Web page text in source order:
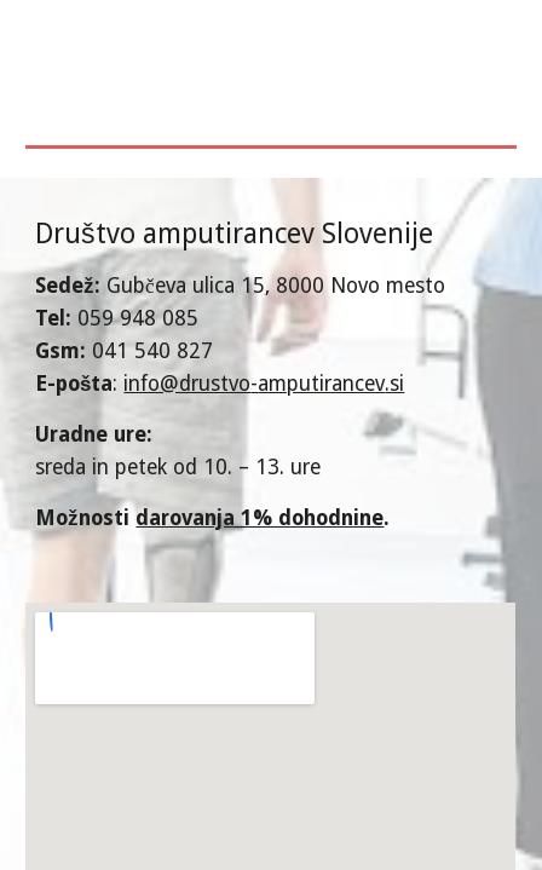
Društvo amputirancev Slovenije
Sedež: Gubčeva ulica 15, 8000 Novo mesto
Tel: 059 948 085
Gsm: 041 540 827
E-pošta: info@drustvo-amputirancev.si
Uradne ure:
sreda in petek od 10. – 13. ure
Možnosti darovanja 1% dohodnine.